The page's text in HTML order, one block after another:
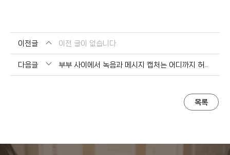
이전글 이전 글이 없습니다.
다음글
목록